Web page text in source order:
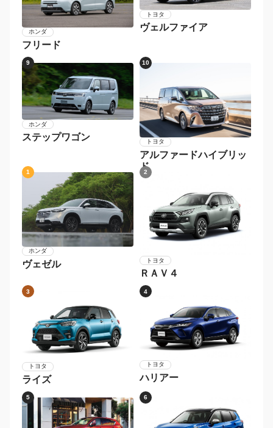
ホンダ
フリード
トヨタ
ホンダ
トヨタ
アルファードハイブリッ
ド
ホンダ
トヨタ
ＲＡＶ４
トヨタ
ライズ
トヨタ
5